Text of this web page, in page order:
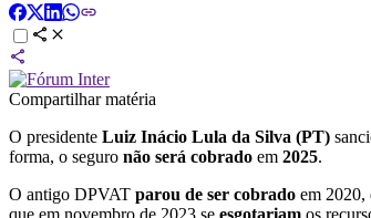
Compartilhar matéria
O presidente Luiz Inácio Lula da Silva (PT)
forma, o seguro não será cobrado em 2025.
O antigo DPVAT parou de ser cobrado em 2020,
que em novembro de 2023 se esgotariam os